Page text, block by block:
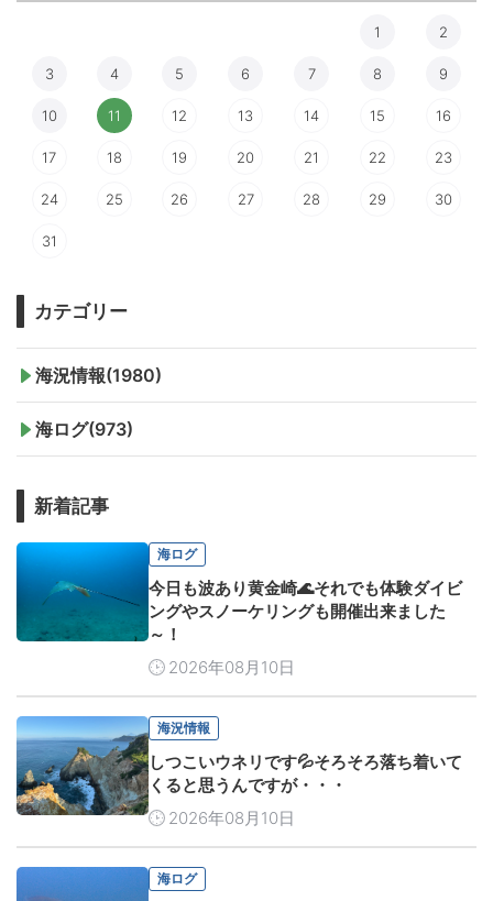
1 2
3 4 5 6 7 8 9
10 11 12 13 14 15 16
17 18 19 20 21 22 23
24 25 26 27 28 29 30
31
カテゴリー
海況情報(1980)
海ログ(973)
新着記事
海ログ
今日も波あり黄金崎🌊それでも体験ダイビ
ングやスノーケリングも開催出来ました
～！
2026年08月10日
海況情報
しつこいウネリです💦そろそろ落ち着いて
くると思うんですが・・・
2026年08月10日
海ログ